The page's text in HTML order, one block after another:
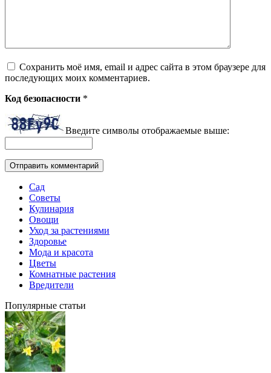
Сохранить моё имя, email и адрес сайта в этом браузере для
последующих моих комментариев.
Код безопасности *
Введите символы отображаемые выше:
Сад
Советы
Кулинария
Овощи
Уход за растениями
Здоровье
Мода и красота
Цветы
Комнатные растения
Вредители
Популярные статьи